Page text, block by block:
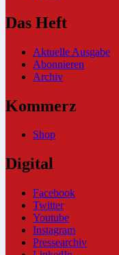
Das Heft
Aktuelle Ausgabe
Abonnieren
Archiv
Kommerz
Shop
Digital
Facebook
Twitter
Youtube
Instagram
Pressearchiv